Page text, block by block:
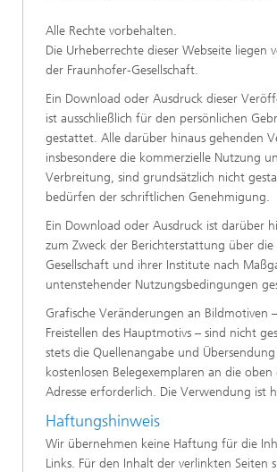
Alle Rechte vorbehalten.
Die Urheberrechte dieser Webseite liegen
der Fraunhofer-Gesellschaft.
Ein Download oder Ausdruck dieser
ist ausschließlich für den persönlichen
gestattet. Alle darüber hinaus gehenden
insbesondere die kommerzielle Nutzung
Verbreitung, sind grundsätzlich nicht
bedürfen der schriftlichen Genehmigung.
Ein Download oder Ausdruck ist darüber
zum Zweck der Berichterstattung über die
Gesellschaft und ihrer Institute nach
untenstehender Nutzungsbedingungen
Grafische Veränderungen an Bildmotiven
Freistellen des Hauptmotivs – sind nicht
stets die Quellenangabe und
kostenlosen Belegexemplaren an die
Adresse erforderlich. Die Verwendung ist
Haftungshinweis
Wir übernehmen keine Haftung für die
Links. Für den Inhalt der verlinkten Seiten